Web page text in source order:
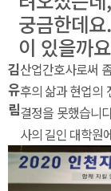
궁금한데
이 있을까
김
유
림
산업간호사로써
후의 삶과 현업의
결정을 못했습니
사의 길인 대학원